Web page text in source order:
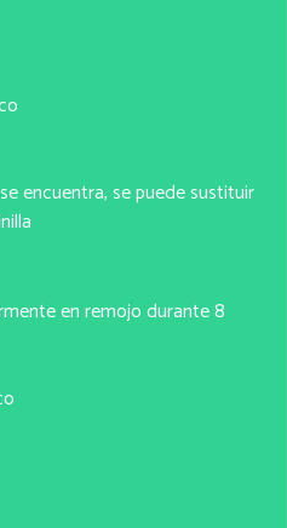
encuentra, se puede sustituir
en remojo durante 8